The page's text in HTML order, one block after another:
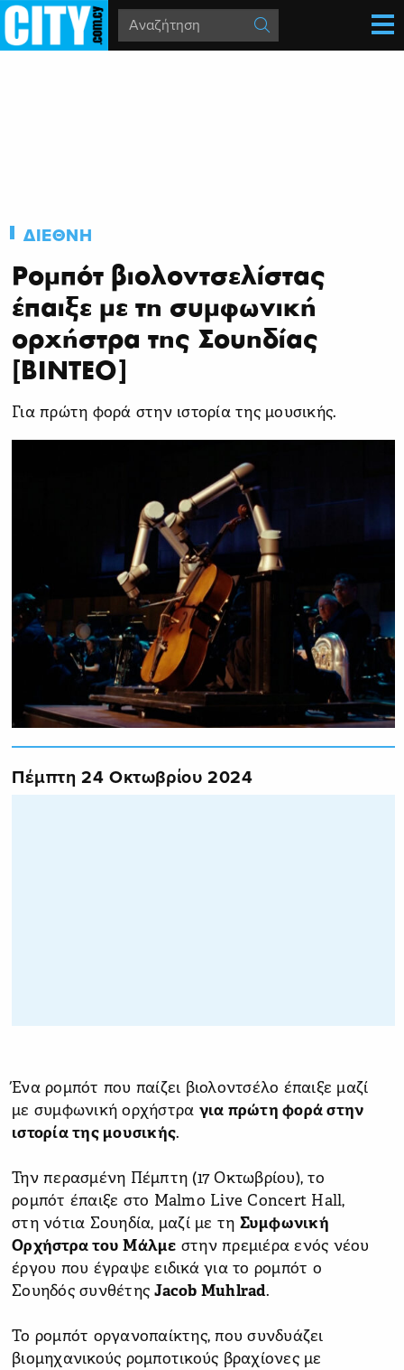
ΔΙΕΘΝΗ
Ρομπότ βιολοντσελίστας
έπαιξε με τη συμφωνική
ορχήστρα της Σουηδίας
[ΒΙΝΤΕΟ]
Για πρώτη φορά στην ιστορία της μουσικής.
Πέμπτη 24 Οκτωβρίου 2024
Ένα ρομπότ που παίζει βιολοντσέλο έπαιξε μαζί
με συμφωνική ορχήστρα για πρώτη φορά στην
ιστορία της μουσικής.
Την περασμένη Πέμπτη (17 Οκτωβρίου), το
ρομπότ έπαιξε στο Malmo Live Concert Hall,
στη νότια Σουηδία, μαζί με τη Συμφωνική
Ορχήστρα του Μάλμε στην πρεμιέρα ενός νέου
έργου που έγραψε ειδικά για το ρομπότ ο
Σουηδός συνθέτηςJacob Muhlrad.
Το ρομπότ οργανοπαίκτης, που συνδυάζει
βιομηχανικούς ρομποτικούς βραχίονες με